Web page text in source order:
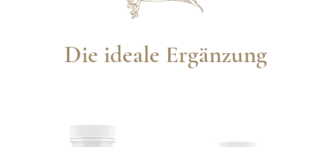
Die ideale Ergänzung